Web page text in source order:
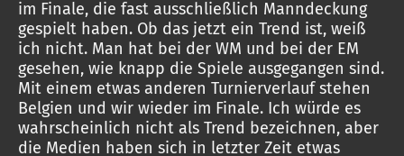
im Finale, die fast ausschließlich Manndeckung
gespielt haben. Ob das jetzt ein Trend ist, weiß
ich nicht. Man hat bei der WM und bei der EM
gesehen, wie knapp die Spiele ausgegangen sind.
Mit einem etwas anderen Turnierverlauf stehen
Belgien und wir wieder im Finale. Ich würde es
wahrscheinlich nicht als Trend bezeichnen, aber
die Medien haben sich in letzter Zeit etwas